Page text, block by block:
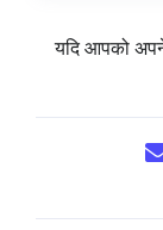
यदि आपको